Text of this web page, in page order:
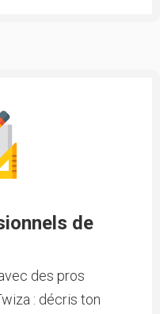
de
des pros
: décris ton